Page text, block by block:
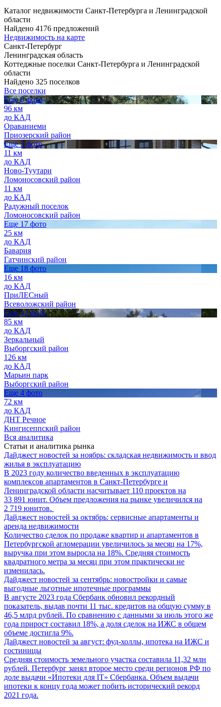
Каталог недвижимости Санкт-Петербурга и Ленинградской
области
Найдено 4176 предложений
Недвижимость на карте
Санкт-Петербург
Ленинградская область
Коттеджные поселки Санкт-Петербурга и Ленинградской
области
Найдено 325 поселков
Все поселки
Еще 8 фото
96 км
до КАД
Ораваниеми
Приозерский район
Еще 5 фото
11 км
до КАД
Ново-Туутари
Ломоносовский район
11 км
до КАД
Радужный поселок
Ломоносовский район
Еще 17 фото
25 км
до КАД
Бавария
Гатчинский район
Еще 18 фото
16 км
до КАД
ПриЛЕСный
Всеволожский район
Еще 12 фото
85 км
до КАД
Зеркальный
Выборгский район
126 км
до КАД
Марьин парк
Выборгский район
Еще 4 фото
72 км
до КАД
ДНТ Речное
Кингисеппский район
Вся аналитика
Статьи и аналитика рынка
Дайджест новостей за ноябрь: складская недвижимость и ввод
жилья в эксплуатацию
В 2023 году количество введенных в эксплуатацию
комплексов апартаментов в Санкт-Петербурге и
Ленинградской области насчитывает 110 проектов на
33 891 юнит. Объем предложения на рынке увеличился на
2 719 юнитов.
Дайджест новостей за октябрь: сервисные апартаменты и
аренда недвижимости
Количество сделок по продаже квартир и апартаментов в
Петербургской агломерации увеличилось за месяц на 17%,
выручка при этом выросла на 18%. Средняя стоимость
квадратного метра за месяц при этом практически не
изменилась.
Дайджест новостей за сентябрь: новостройки и самые
выгодные льготные ипотечные программы
В августе 2023 года Сбербанк обновил рекордный
показатель, выдав почти 11 тыс. кредитов на общую сумму в
46,5 млрд рублей. По сравнению с данными за июль этого же
года прирост составил 18%, а доля сделок на ИЖС в общем
объеме достигла 9%.
Дайджест новостей за август: фуд-холлы, ипотека на ИЖС и
гостиницы
Средняя стоимость земельного участка составила 11,32 млн
рублей. Петербург занял второе место среди регионов РФ по
доле выдачи «Ипотеки для IT» Сбербанка. Объем выдачи
ипотеки к концу года может побить исторический рекорд
2021 года.